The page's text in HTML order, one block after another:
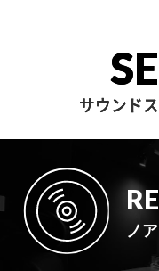
サウンド
ノ